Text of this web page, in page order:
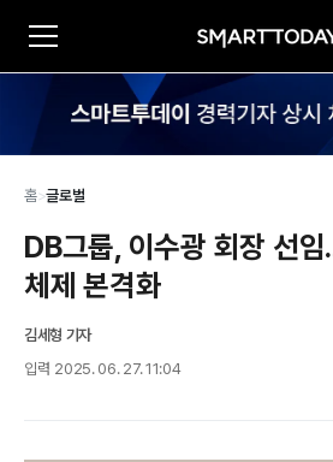
홈>글로벌
DB그룹, 이수광 회장 선
체제 본격화
김세형 기자
입력 2025. 06. 27. 11:04